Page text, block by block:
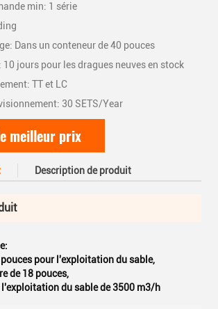
min: 1 série
Dans un conteneur de 40 pouces
10 jours pour les dragues neuves en stock
TT et LC
30 SETS/Year
meilleur prix
Description de produit
pouces pour l'exploitation du sable,
de 18 pouces,
l'exploitation du sable de 3500 m3/h